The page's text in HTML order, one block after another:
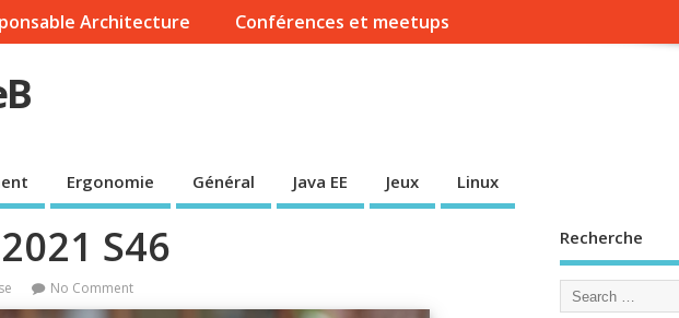
Architecture Conférences et meetups
Ergonomie Général Java EE Jeux Linux
S46
No Comment
Recherche